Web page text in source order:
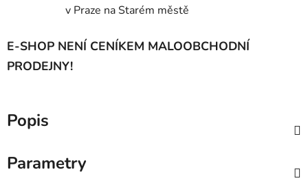
v Praze na Starém městě
E-SHOP NENÍ CENÍKEM MALOOBCHODNÍ
PRODEJNY!
Popis
Parametry